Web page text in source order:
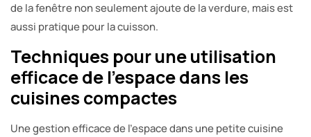
de la fenêtre non seulement ajoute de la verdure, mais est
aussi pratique pour la cuisson.
Techniques pour une utilisation
efficace de l’espace dans les
cuisines compactes
Une gestion efficace de l’espace dans une petite cuisine